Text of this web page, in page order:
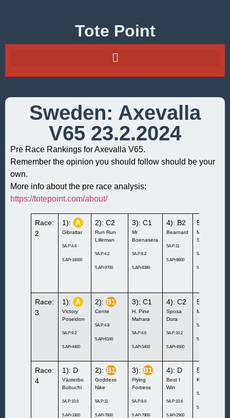
Tote Point
Sweden: Axevalla
V65 23.2.2024
Pre Race Rankings for Axevalla V65.
Remember the opinion you should follow should be your
own.
More info about the pre race analysis:
https://totepoint.com/about/
Race:
2
1): A
Gibraltar
5A.P:4.6
5.APr16000
2): C2
Run Run
Lilleman
5A.P:4.2
5.APr9700
3): C1
Mr
Boenasera
5A.P:6.2
5.APr8380
4): B2
Bearnard
5A.P:11
5.APr8600
5): –
Mon’s
Snowstorm
5A.P:9.4
5.APr5060
Race:
3
1): A
Victory
Poseidon
5A.P:9.2
5.APr4400
2):B1
Cente
5A.P:4.8
5.APr6160
3): C1
H. Pine
Mahara
5A.P:4.6
5.APr5400
4): C2
Sposa
Dura
5A.P:10.2
5.APr4500
5): D
Myrevenge
5A.P:7.6
5.APr4740
Race:
4
1): D
Västerbo
Bubuchi
5A.P:10.6
5.APr3300
2):B1
Goddess
Nike
5A.P:11
5.APr7600
3):B1
Flying
Fortress
5A.P:8.6
5.APr7900
4): D
Best I
Win
5A.P:10.6
5.APr2900
5): C2
Kom Khaleesi
5A.P:6.4
5.APr6780